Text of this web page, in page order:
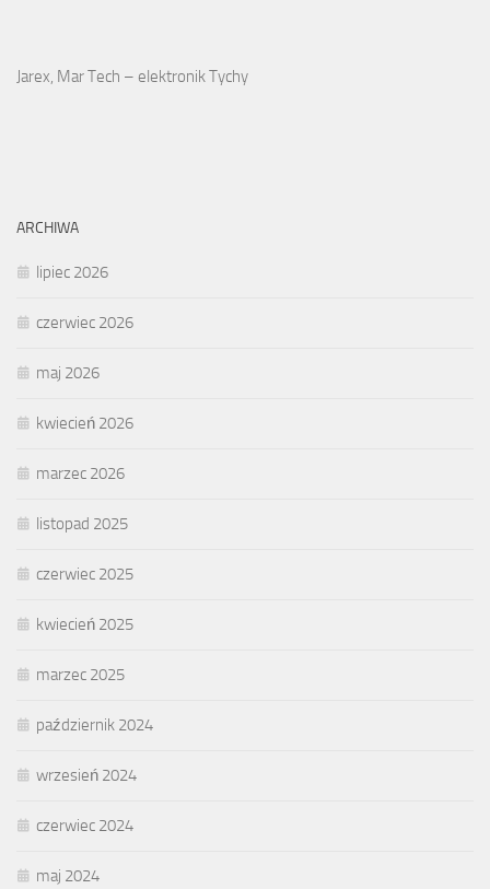
Jarex, Mar Tech – elektronik Tychy
ARCHIWA
lipiec 2026
czerwiec 2026
maj 2026
kwiecień 2026
marzec 2026
listopad 2025
czerwiec 2025
kwiecień 2025
marzec 2025
październik 2024
wrzesień 2024
czerwiec 2024
maj 2024